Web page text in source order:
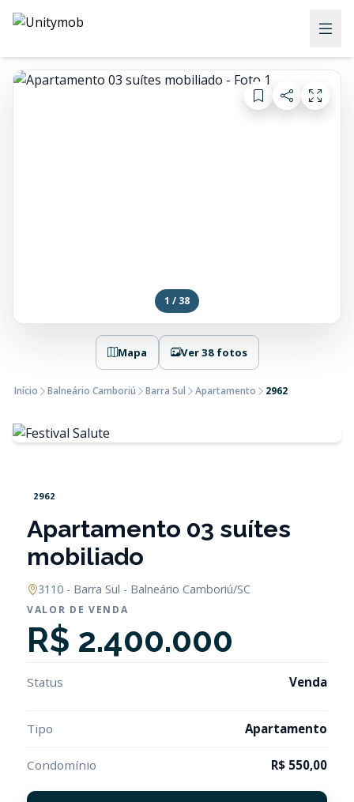
1 / 38
Mapa Ver 38 fotos
Início Balneário Camboriú Barra Sul Apartamento 2962
2962
Apartamento 03 suítes
mobiliado
3110 - Barra Sul - Balneário Camboriú/SC
VALOR DE VENDA
R$ 2.400.000
Status Venda
Tipo Apartamento
Condomínio R$ 550,00